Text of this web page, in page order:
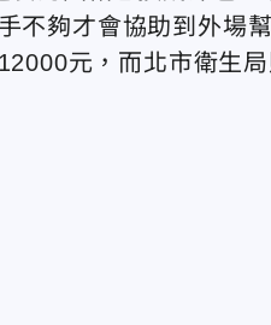
不夠才會協助到外場
元，而北市衛生